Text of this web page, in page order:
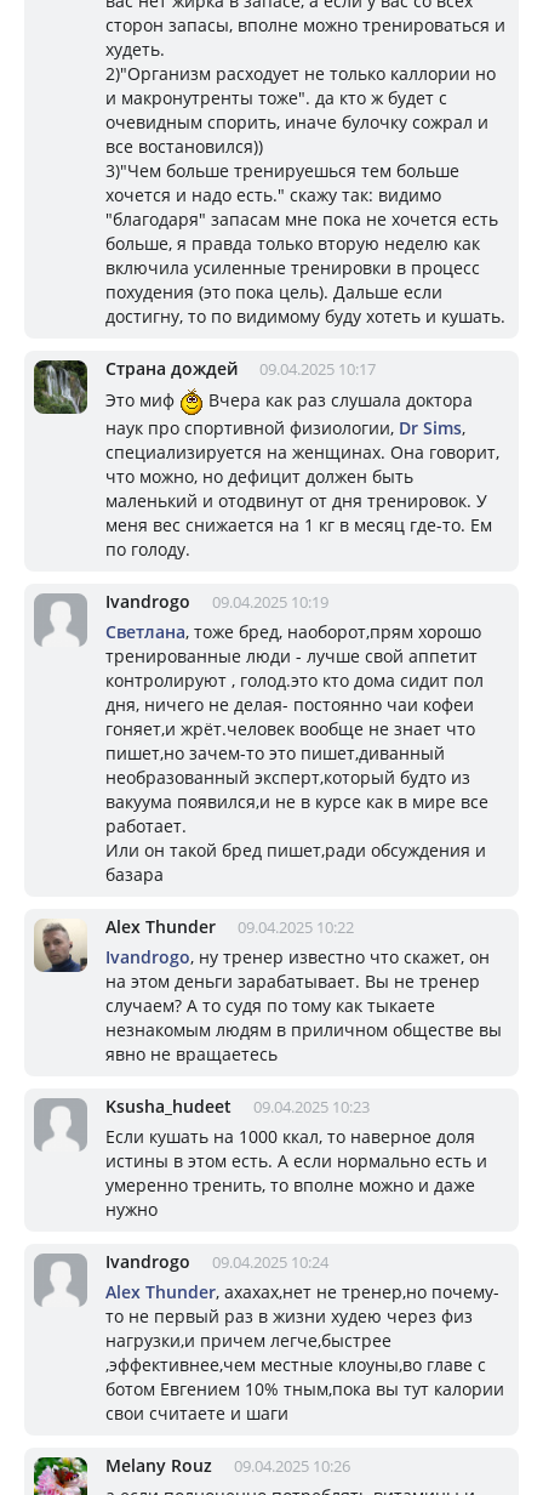
сторон запасы, вполне можно тренироваться и
худеть.
2)"Организм расходует не только каллории но
и макронутренты тоже". да кто ж будет с
очевидным спорить, иначе булочку сожрал и
все востановился))
3)"Чем больше тренируешься тем больше
хочется и надо есть." скажу так: видимо
"благодаря" запасам мне пока не хочется есть
больше, я правда только вторую неделю как
включила усиленные тренировки в процесс
похудения (это пока цель). Дальше если
достигну, то по видимому буду хотеть и кушать.
Страна дождей 09.04.2025 10:17
Это миф
Вчера как раз слушала доктора
наук про спортивной физиологии, Dr Sims,
специализируется на женщинах. Она говорит,
что можно, но дефицит должен быть
маленький и отодвинут от дня тренировок. У
меня вес снижается на 1 кг в месяц где-то. Ем
по голоду.
Ivandrogo 09.04.2025 10:19
Светлана, тоже бред, наоборот,прям хорошо
тренированные люди - лучше свой аппетит
контролируют , голод.это кто дома сидит пол
дня, ничего не делая- постоянно чаи кофеи
гоняет,и жрёт.человек вообще не знает что
пишет,но зачем-то это пишет,диванный
необразованный эксперт,который будто из
вакуума появился,и не в курсе как в мире все
работает.
Или он такой бред пишет,ради обсуждения и
базара
Alex Thunder 09.04.2025 10:22
Ivandrogo, ну тренер известно что скажет, он
на этом деньги зарабатывает. Вы не тренер
случаем? А то судя по тому как тыкаете
незнакомым людям в приличном обществе вы
явно не вращаетесь
Ksusha_hudeet 09.04.2025 10:23
Если кушать на 1000 ккал, то наверное доля
истины в этом есть. А если нормально есть и
умеренно тренить, то вполне можно и даже
нужно
Ivandrogo 09.04.2025 10:24
Alex Thunder, ахахах,нет не тренер,но почему-
то не первый раз в жизни худею через физ
нагрузки,и причем легче,быстрее
,эффективнее,чем местные клоуны,во главе с
ботом Евгением 10% тным,пока вы тут калории
свои считаете и шаги
Melany Rouz 09.04.2025 10:26